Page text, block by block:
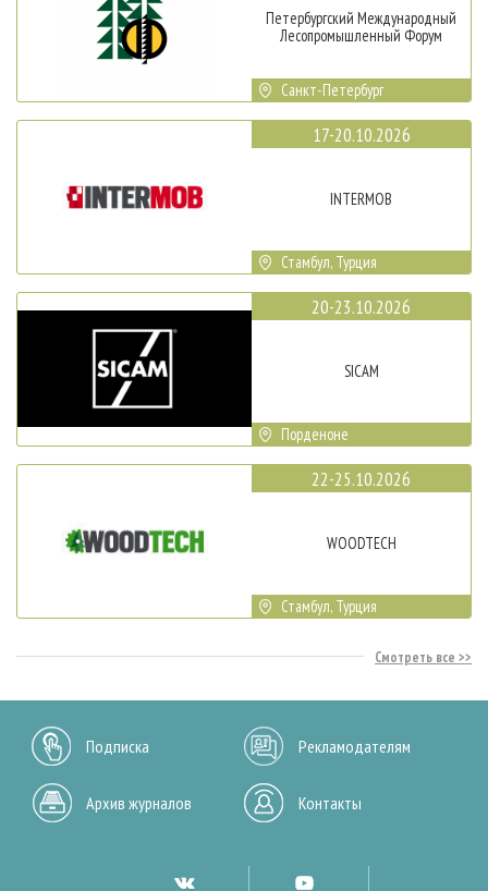
Петербургский Международный
Лесопромышленный Форум
Санкт-Петербург
17-20.10.2026
INTERMOB
Стамбул, Турция
20-23.10.2026
SICAM
Порденоне
22-25.10.2026
WOODTECH
Стамбул, Турция
Смотреть все
Подписка Рекламодателям
Архив журналов Контакты